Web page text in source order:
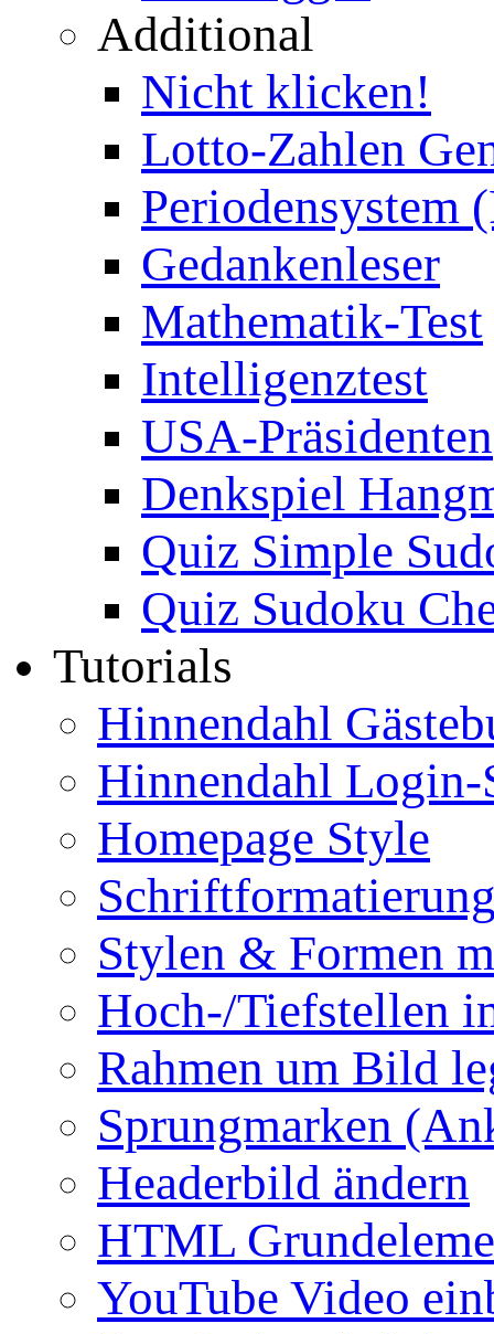
Additional
Nicht klicken!
Lotto-Zahlen
Periodensystem
Gedankenleser
Mathematik-Test
Intelligenztest
USA-Präsidenten
Denkspiel
Quiz Simple
Quiz Sudoku
Tutorials
Hinnendahl
Hinnendahl Login-
Homepage Style
Stylen & Formen
Hoch-/Tiefstellen
Rahmen um Bild
Sprungmarken
Headerbild ändern
HTML
YouTube Video